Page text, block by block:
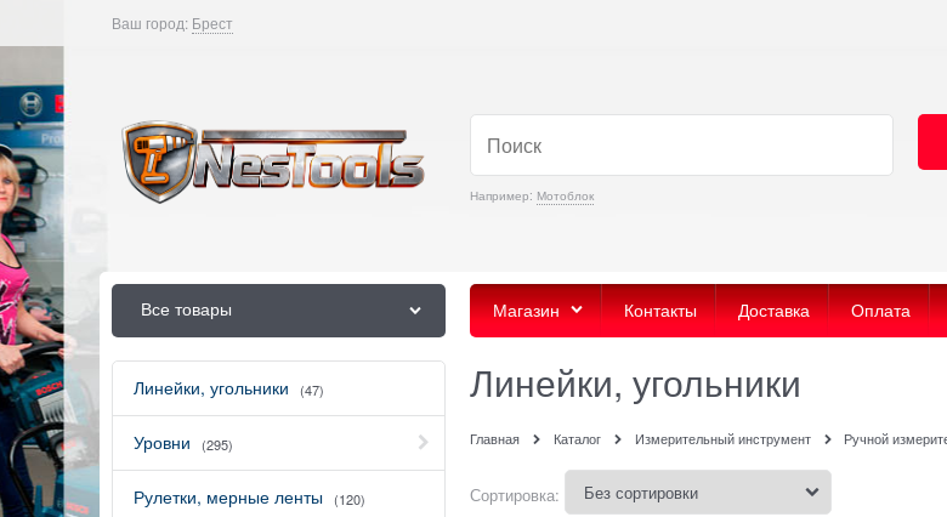
Ваш город: Брест
Например: Мотоблок
Все товары Магазин Контакты Доставка Оплата
Линейки, угольники (47)
Уровни (295)
Рулетки, мерные ленты (120)
Линейки, угольники
Главная Каталог Измерительный инструмент Ручной
Сортировка: